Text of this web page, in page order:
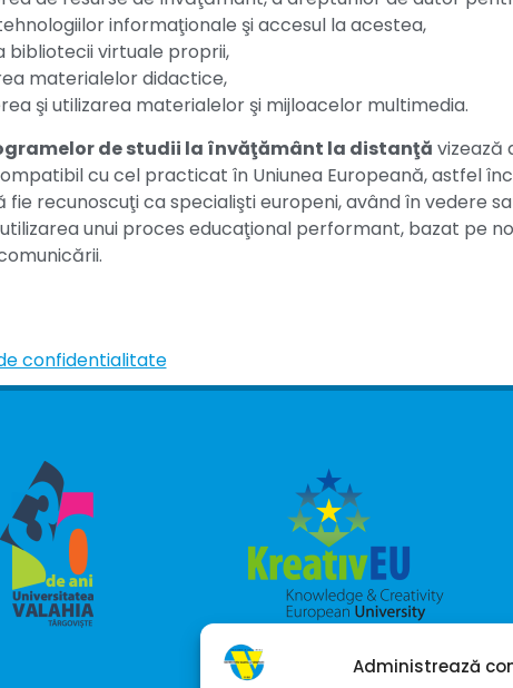
Administrează
informaţionale şi accesul la acestea,
bibliotecii virtuale proprii,
materialelor didactice,
şi utilizarea materialelor şi mijloacelor multimedia.
de studii la învăţământ la distanţă vizează
cu cel practicat în Uniunea Europeană, astfel
fie recunoscuţi ca specialişti europeni, având în vedere
unui proces educaţional performant, bazat pe
confidentialitate